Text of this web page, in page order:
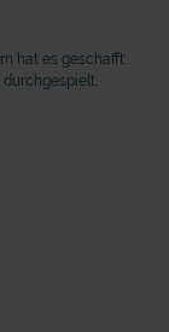
hat es geschafft: